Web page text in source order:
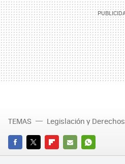
FACEBOOK
TWITTERFLIPBOARD
E-
WHATSAPP
TEMAS Legislación y Derechos